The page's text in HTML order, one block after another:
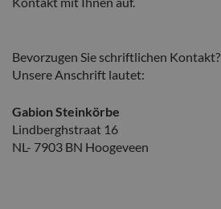
Bevorzugen Sie schriftlichen Kontakt?
Unsere Anschrift lautet:
Gabion Steinkörbe
Lindberghstraat 16
NL- 7903 BN Hoogeveen